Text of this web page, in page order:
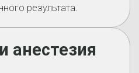
результата.
анестезия